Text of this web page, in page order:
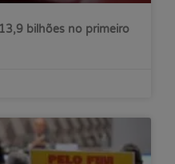
bilhões no primeiro